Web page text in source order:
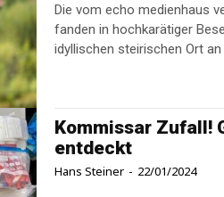
Die vom echo medienhaus
fanden in hochkarätiger
idyllischen steirischen Ort an
Kommissar Zufall!
entdeckt
Hans Steiner - 22/01/2024